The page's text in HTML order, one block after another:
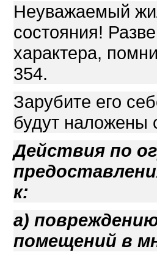
Неуважаемый
состояния!
характера,
354.
Зарубите его
будут наложены
Действия по
к:
а)
помещений в